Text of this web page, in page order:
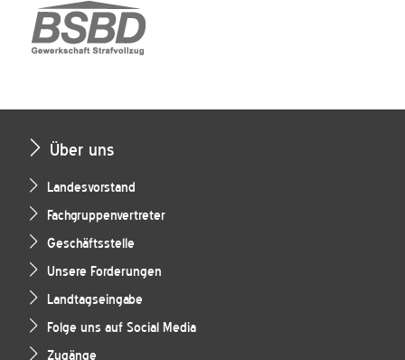
Über uns
Landesvorstand
Fachgruppenvertreter
Geschäftsstelle
Unsere Forderungen
Landtagseingabe
Folge uns auf Social Media
Zugänge